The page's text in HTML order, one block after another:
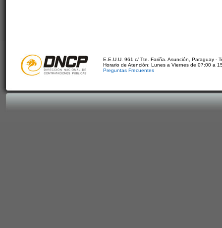
E.E.U.U. 961 c/ Tte. Fariña. Asunción, Paraguay -
Horario de Atención: Lunes a Viernes de 07:00 a
Preguntas Frecuentes